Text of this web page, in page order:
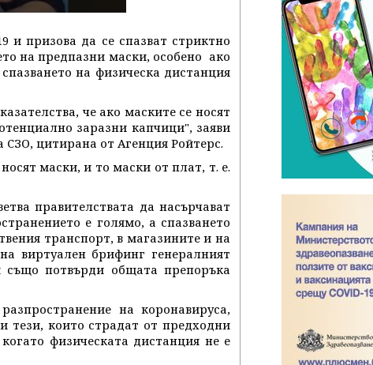
и призова да се спазват стриктно
на предпазни маски, особено ако
на физическа дистанция
че ако маските се носят
заразни капчици", заяви
цитирана от Агенция Ройтерс.
маски, и то маски от плат, т. е.
правителствата да насърчават
е голямо, а спазването
транспорт, в магазините и на
виртуален брифинг генералният
потвърди общата препоръка
на коронавируса,
тези, които страдат от предходни
физическата дистанция не е